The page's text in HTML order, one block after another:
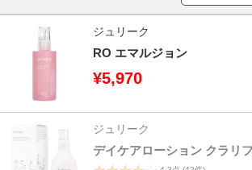
ジュリーク
RO エマルジョン
¥5,970
ジュリーク
デイケアローション クラリ